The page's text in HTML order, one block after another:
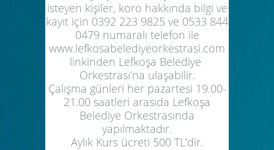
isteyen kişiler, koro hakkında bilgi ve
kayıt için 0392 223 9825 ve 0533 844
0479 numaralı telefon ile
www.lefkosabelediyeorkestrasi.com
linkinden Lefkoşa Belediye
Orkestrası’na ulaşabilir.
Çalışma günleri her pazartesi 19.00-
21.00 saatleri arasıda Lefkoşa
Belediye Orkestrasında
yapılmaktadır.
Aylık Kurs ücreti 500 TL’dir.